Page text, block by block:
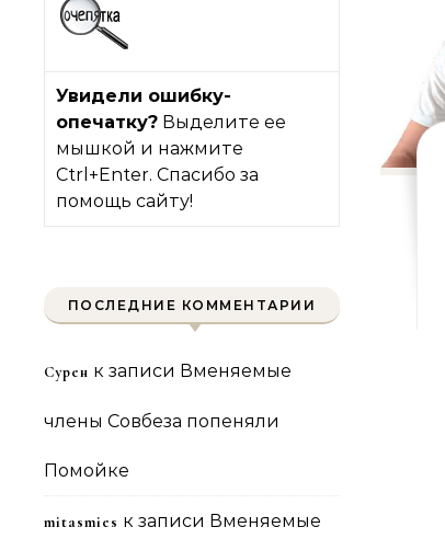
Увидели ошибку-
опечатку? Выделите ее
мышкой и нажмите
Ctrl+Enter. Спасибо за
помощь сайту!
ПОСЛЕДНИЕ КОММЕНТАРИИ
Сурен к записи Вменяемые
члены Совбеза попеняли
Помойке
mitasmies к записи Вменяемые